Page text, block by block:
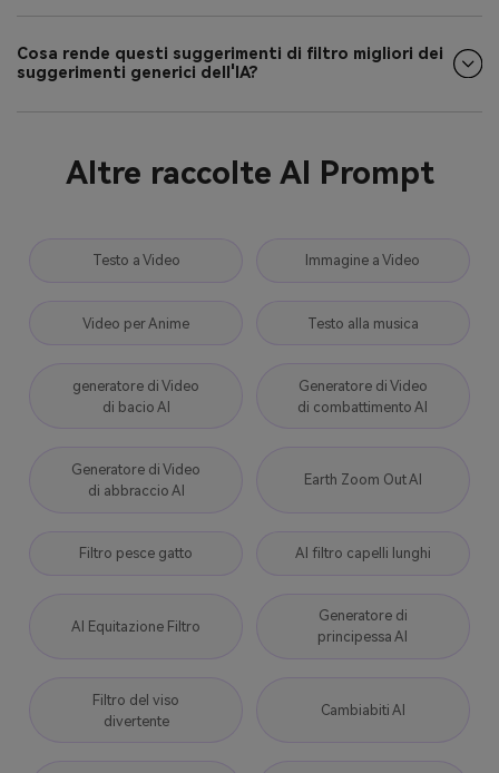
Cosa rende questi suggerimenti di filtro migliori dei
suggerimenti generici dell'IA?
Altre raccolte AI Prompt
Testo a Video Immagine a Video
Video per Anime Testo alla musica
generatore di Video
di bacio AI
Generatore di Video
di combattimento AI
Generatore di Video
di abbraccio AI
Earth Zoom Out AI
Filtro pesce gatto AI filtro capelli lunghi
AI Equitazione Filtro
Generatore di
principessa AI
Filtro del viso
divertente
Cambiabiti AI